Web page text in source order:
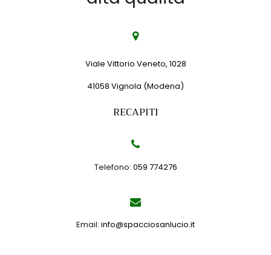
Viale Vittorio Veneto, 1028
41058 Vignola (Modena)
RECAPITI
Telefono: 059 774276
Email: info@spacciosanlucio.it